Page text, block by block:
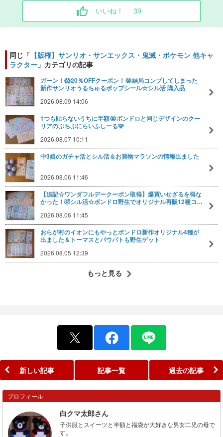
いいね！ 39
同じ「 【版権】サンリオ・サンエックス・鬼滅・ポケモン 他キャ
ラクター 」カテゴリの記事
ガーン！😱20％OFFクーポン！😭結局コンプしてしまった
新作サンリオうるちゅるポップシール☆シル活 購入品
2026.08.09 14:06
1つも貼らないうちに半額😭ボンドロと同じデザインのクー
リアのぷちぷにらいふしーる🩷
2026.08.07 10:11
中3娘のガチャ活とシル活＆お買物マラソンの情報出ました
2026.08.06 11:46
【追記☆ワンダフルデークーポン取得】爆買いせざるを得な
かった！🤣シル活☆ボンドロ野生でオリジナル再販12種コ…
2026.08.06 11:45
おらが村のイオンにもやっとボンドロ新作オリジナル4種が
出ました＆トーマスとパウパトも野生ゲット
2026.08.05 12:39
もっと見る
新しい記事 記事一覧 過去の記事
プロフィール
白クマ太郎さん
子供服とスイーツと半額と福袋が大好きな男女二児の母で
す。